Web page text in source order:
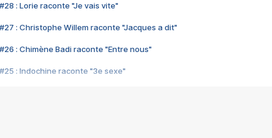
#28 : Lorie raconte "Je vais vite"
#27 : Christophe Willem raconte "Jacques a dit"
#26 : Chimène Badi raconte "Entre nous"
#25 : Indochine raconte "3e sexe"